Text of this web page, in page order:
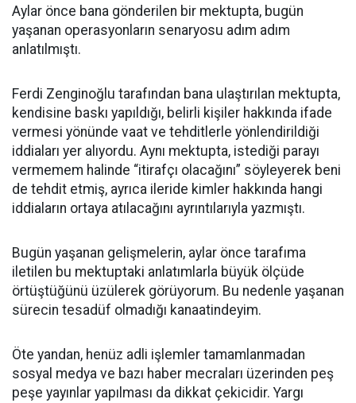
Aylar önce bana gönderilen bir mektupta, bugün
yaşanan operasyonların senaryosu adım adım
anlatılmıştı.
Ferdi Zenginoğlu tarafından bana ulaştırılan mektupta,
kendisine baskı yapıldığı, belirli kişiler hakkında ifade
vermesi yönünde vaat ve tehditlerle yönlendirildiği
iddiaları yer alıyordu. Aynı mektupta, istediği parayı
vermemem halinde “itirafçı olacağını” söyleyerek beni
de tehdit etmiş, ayrıca ileride kimler hakkında hangi
iddiaların ortaya atılacağını ayrıntılarıyla yazmıştı.
Bugün yaşanan gelişmelerin, aylar önce tarafıma
iletilen bu mektuptaki anlatımlarla büyük ölçüde
örtüştüğünü üzülerek görüyorum. Bu nedenle yaşanan
sürecin tesadüf olmadığı kanaatindeyim.
Öte yandan, henüz adli işlemler tamamlanmadan
sosyal medya ve bazı haber mecraları üzerinden peş
peşe yayınlar yapılması da dikkat çekicidir. Yargı